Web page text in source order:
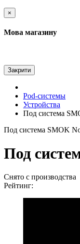
×
Мова магазину
Закрити
Pod-системы
Устройства
Под система
Под система SMOK
Под
Снято с производства
Рейтинг: